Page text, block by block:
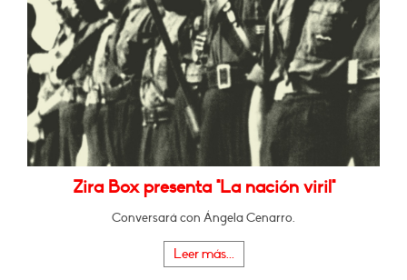
Zira Box presenta "La nación viril"
Conversará con Ángela Cenarro.
Leer más...